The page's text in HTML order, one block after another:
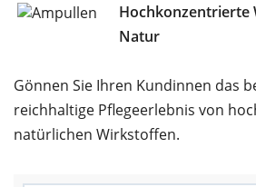
Hochkonzentrierte
Natur
Gönnen Sie Ihren Kundinnen das
reichhaltige Pflegeerlebnis von
natürlichen Wirkstoffen.